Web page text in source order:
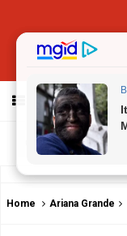
MENU
Home Ariana Grande